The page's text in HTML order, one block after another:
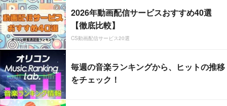
2026年動画配信サービスおすすめ40選
【徹底比較】
CS動画配信サービス20選
毎週の音楽ランキングから、ヒットの推移
をチェック！